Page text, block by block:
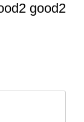
good2